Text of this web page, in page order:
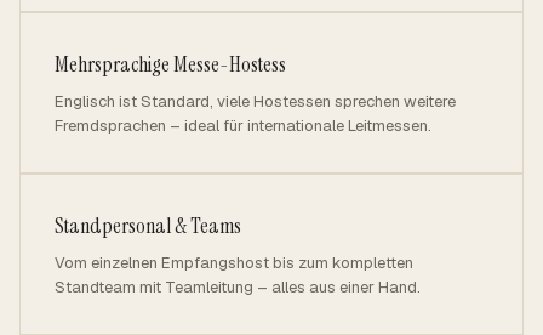
Mehrsprachige Messe-Hostess
Englisch ist Standard, viele Hostessen sprechen weitere
Fremdsprachen – ideal für internationale Leitmessen.
Standpersonal & Teams
Vom einzelnen Empfangshost bis zum kompletten
Standteam mit Teamleitung – alles aus einer Hand.